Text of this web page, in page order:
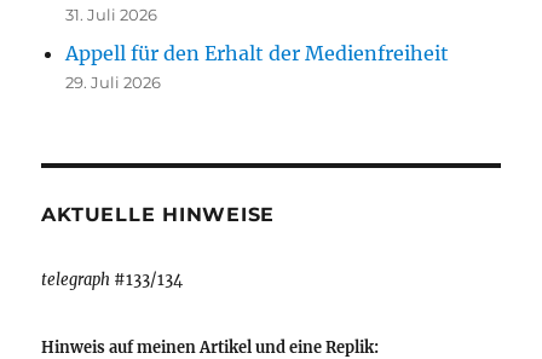
31. Juli 2026
Appell für den Erhalt der Medienfreiheit
29. Juli 2026
AKTUELLE HINWEISE
telegraph #133/134
Hinweis auf meinen Artikel und eine Replik: